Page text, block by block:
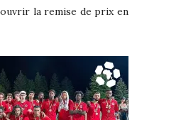
la remise de prix en